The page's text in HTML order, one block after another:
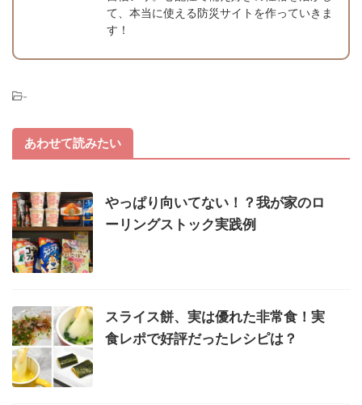
て、本当に使える防災サイトを作っていきま
す！
-
あわせて読みたい
やっぱり向いてない！？我が家のロ
ーリングストック実践例
スライス餅、実は優れた非常食！実
食レポで好評だったレシピは？